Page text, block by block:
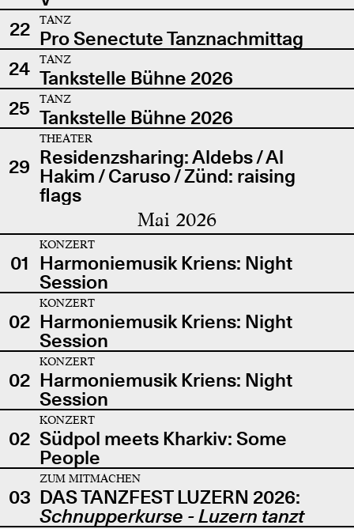
22
TANZ
Pro Senectute Tanznachmittag
24
TANZ
Tankstelle Bühne 2026
25
TANZ
Tankstelle Bühne 2026
29
THEATER
Residenzsharing: Aldebs / Al
Hakim / Caruso / Zünd: raising
flags
Mai 2026
01
KONZERT
Harmoniemusik Kriens: Night
Session
02
KONZERT
Harmoniemusik Kriens: Night
Session
02
KONZERT
Harmoniemusik Kriens: Night
Session
02
KONZERT
Südpol meets Kharkiv: Some
People
03
ZUM MITMACHEN
DAS TANZFEST LUZERN 2026:
Schnupperkurse - Luzern tanzt